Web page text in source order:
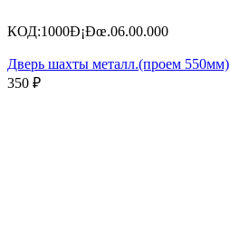
КОД:1000Ð¡Ðœ.06.00.000
Дверь шахты металл.(проем 550мм)
350 ₽